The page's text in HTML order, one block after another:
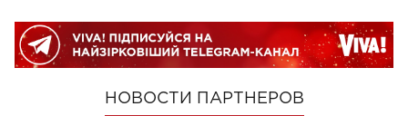
НОВОСТИ ПАРТНЕРОВ